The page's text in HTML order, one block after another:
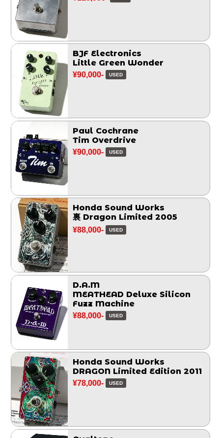
BJF Electronics
Little Green Wonder
¥90,000- USED
Paul Cochrane
Tim Overdrive
¥90,000- USED
Honda Sound Works
裏 Dragon Limited 2005
¥88,000- USED
D.A.M
MEATHEAD Deluxe Silicon
Fuzz Machine
¥88,000- USED
Honda Sound Works
DRAGON Limited Edition 2011
¥78,000- USED